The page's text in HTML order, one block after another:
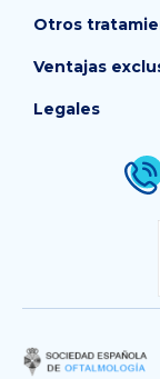
Otros
Ventajas
Legales